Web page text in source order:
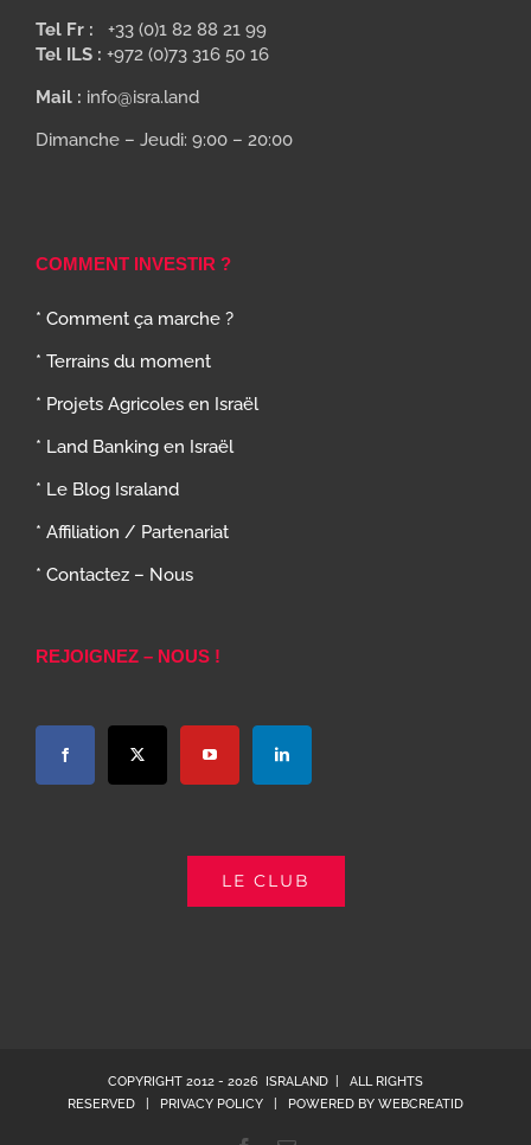
Tel Fr : +33 (0)1 82 88 21 99
Tel ILS : +972 (0)73 316 50 16
Mail : info@isra.land
Dimanche – Jeudi: 9:00 – 20:00
COMMENT INVESTIR ?
* Comment ça marche ?
* Terrains du moment
* Projets Agricoles en Israël
* Land Banking en Israël
* Le Blog Israland
* Affiliation / Partenariat
* Contactez – Nous
REJOIGNEZ – NOUS !
LE CLUB
COPYRIGHT 2012 - 2026 ISRALAND | ALL RIGHTS
RESERVED |
PRIVACY POLICY | POWERED BY WEBCREATID